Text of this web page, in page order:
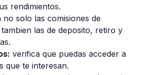
rendimientos.
no solo las comisiones de
las de deposito, retiro y
verifica que puedas acceder a
que te interesan.